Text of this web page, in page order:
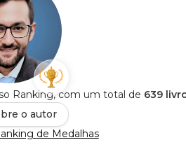
Ranking, com um total de 639
o autor
de Medalhas